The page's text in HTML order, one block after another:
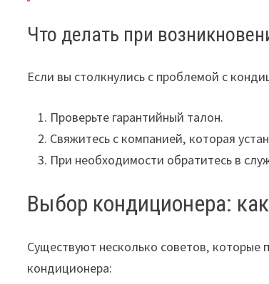
Что делать при
Если вы столкнулись с проблемой с
Проверьте гарантийный талон.
Свяжитесь с компанией‚ которая
При необходимости обратитесь в
Выбор кондиционера:
Существуют несколько советов‚
кондиционера: